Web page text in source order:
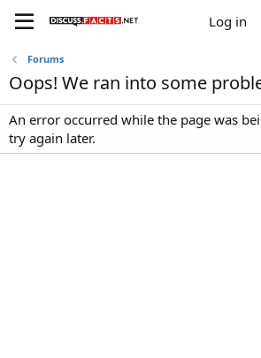
Log in
Forums
Oops! We ran into some
An error occurred while the page was
try again later.